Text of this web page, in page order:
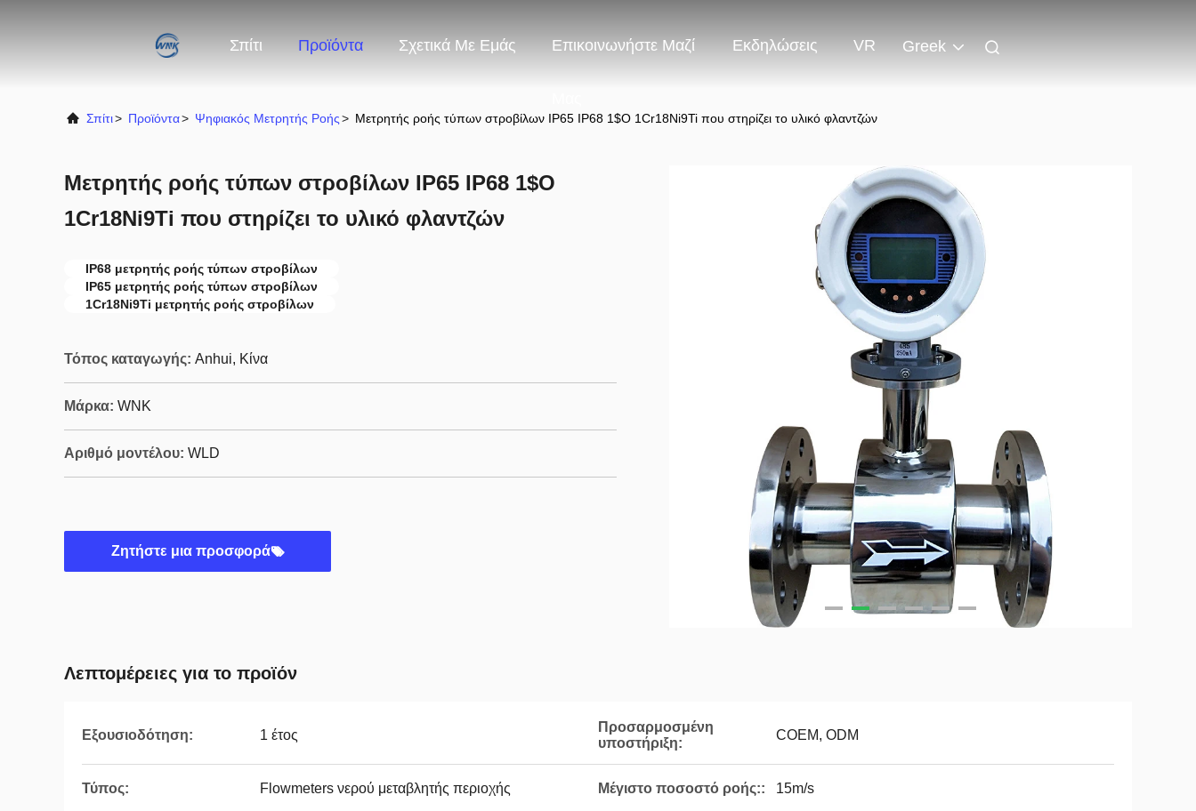
Σπίτι Προϊόντα Σχετικά Με Εμάς Επικοινωνήστε Μαζί Εκδηλώσεις VR Greek
Σπίτι> Προϊόντα> Ψηφιακός Μετρητής Ροής> Μετρητής ροής τύπων στροβίλων IP65 IP68 1$Ο 1Cr18Ni9Ti που στηρίζει το υλικό φλαντζών
Μετρητής ροής τύπων στροβίλων IP65 IP68 1$Ο
1Cr18Ni9Ti που στηρίζει το υλικό φλαντζών
IP68 μετρητής ροής τύπων στροβίλων
IP65 μετρητής ροής τύπων στροβίλων
1Cr18Ni9Ti μετρητής ροής στροβίλων
Τόπος καταγωγής: Anhui, Κίνα
Μάρκα: WNK
Αριθμό μοντέλου: WLD
Ζητήστε μια προσφορά
Λεπτομέρειες για το προϊόν
Εξουσιοδότηση: 1 έτος
Προσαρμοσμένη
υποστήριξη:
COEM, ODM
Τύπος: Flowmeters νερού μεταβλητής περιοχής Μέγιστο ποσοστό ροής:: 15m/s